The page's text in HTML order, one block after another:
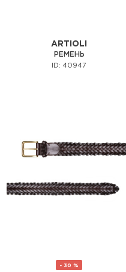
ARTIOLI
РЕМЕНЬ
ID: 40947
- 30 %